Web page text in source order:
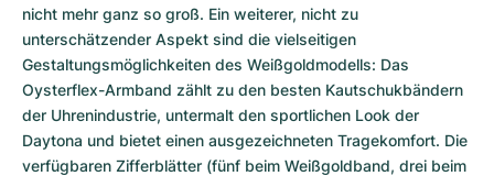
nicht mehr ganz so groß. Ein weiterer, nicht zu
unterschätzender Aspekt sind die vielseitigen
Gestaltungsmöglichkeiten des Weißgoldmodells: Das
Oysterflex-Armband zählt zu den besten Kautschukbändern
der Uhrenindustrie, untermalt den sportlichen Look der
Daytona und bietet einen ausgezeichneten Tragekomfort. Die
verfügbaren Zifferblätter (fünf beim Weißgoldband, drei beim